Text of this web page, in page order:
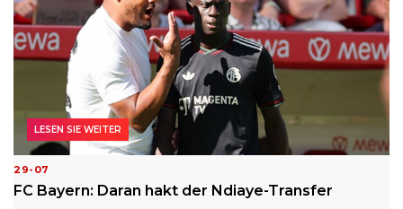
29-07
FC Bayern: Daran hakt der Ndiaye-Transfer
LESEN SIE WEITER